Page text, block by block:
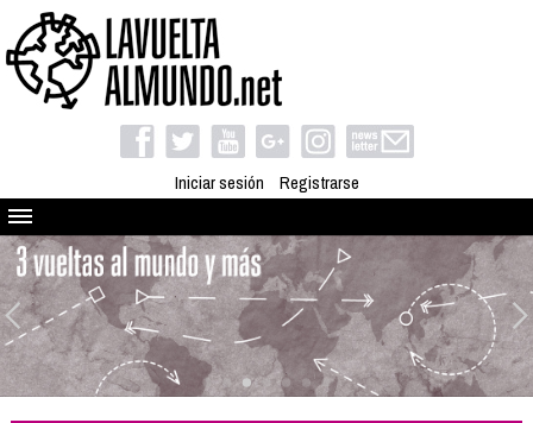
Iniciar sesión Registrarse
Quienes somos
El proyecto
Blog
Viaja con nosotros
Camino solidario